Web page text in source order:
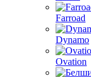
Farroad
Dynamo
Ovation